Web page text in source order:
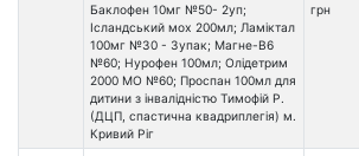
Баклофен 10мг №50- 2уп;
Ісландський мох 200мл; Ламіктал
100мг №30 - 3упак; Магне-В6
№60; Нурофен 100мл; Олідетрим
2000 МО №60; Проспан 100мл для
дитини з інвалідністю Тимофій Р.
(ДЦП, спастична квадриплегія) м.
Кривий Ріг
грн